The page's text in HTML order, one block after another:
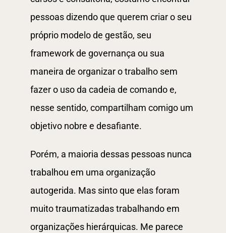
pessoas dizendo que querem criar o seu
próprio modelo de gestão, seu
framework de governança ou sua
maneira de organizar o trabalho sem
fazer o uso da cadeia de comando e,
nesse sentido, compartilham comigo um
objetivo nobre e desafiante.
Porém, a maioria dessas pessoas nunca
trabalhou em uma organização
autogerida. Mas sinto que elas foram
muito traumatizadas trabalhando em
organizações hierárquicas. Me parece